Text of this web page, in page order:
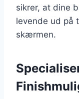
sikrer, at dine
levende ud på
skærmen.